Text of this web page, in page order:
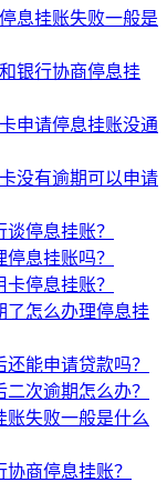
息挂账失败一般是
银行协商停息挂
申请停息挂账没通
没有逾期可以申请
停息挂账？
息挂账吗？
停息挂账？
了怎么办理停息挂
能申请贷款吗？
次逾期怎么办？
账失败一般是什么
商停息挂账？